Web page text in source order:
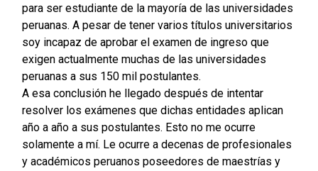
para ser estudiante de la mayoría de las universidades
peruanas. A pesar de tener varios títulos universitarios
soy incapaz de aprobar el examen de ingreso que
exigen actualmente muchas de las universidades
peruanas a sus 150 mil postulantes.
A esa conclusión he llegado después de intentar
resolver los exámenes que dichas entidades aplican
año a año a sus postulantes. Esto no me ocurre
solamente a mí. Le ocurre a decenas de profesionales
y académicos peruanos poseedores de maestrías y